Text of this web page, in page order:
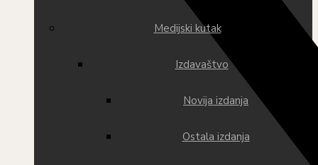
Medijski kutak
Izdavaštvo
Novija izdanja
Ostala izdanja